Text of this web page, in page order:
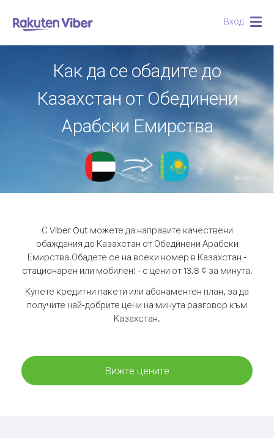
Вход
Как да се обадите до
Казахстан от Обединени
Арабски Емирства
С Viber Out можете да направите качествени
обаждания до Казахстан от Обединени Арабски
Емирства.Обадете се на всеки номер в Казахстан -
стационарен или мобилен! - с цени от 13.8 ¢ за минута.
Купете кредитни пакети или абонаментен план, за да
получите най-добрите цени на минута разговор към
Казахстан.
Вижте цените